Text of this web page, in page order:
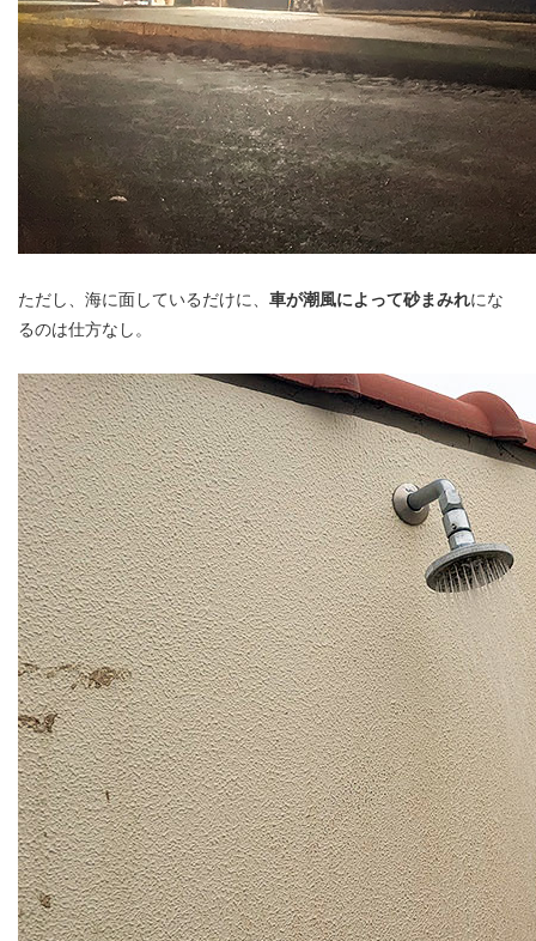
ただし、海に面しているだけに、 車が潮風によって砂まみれにな
るのは仕方なし。